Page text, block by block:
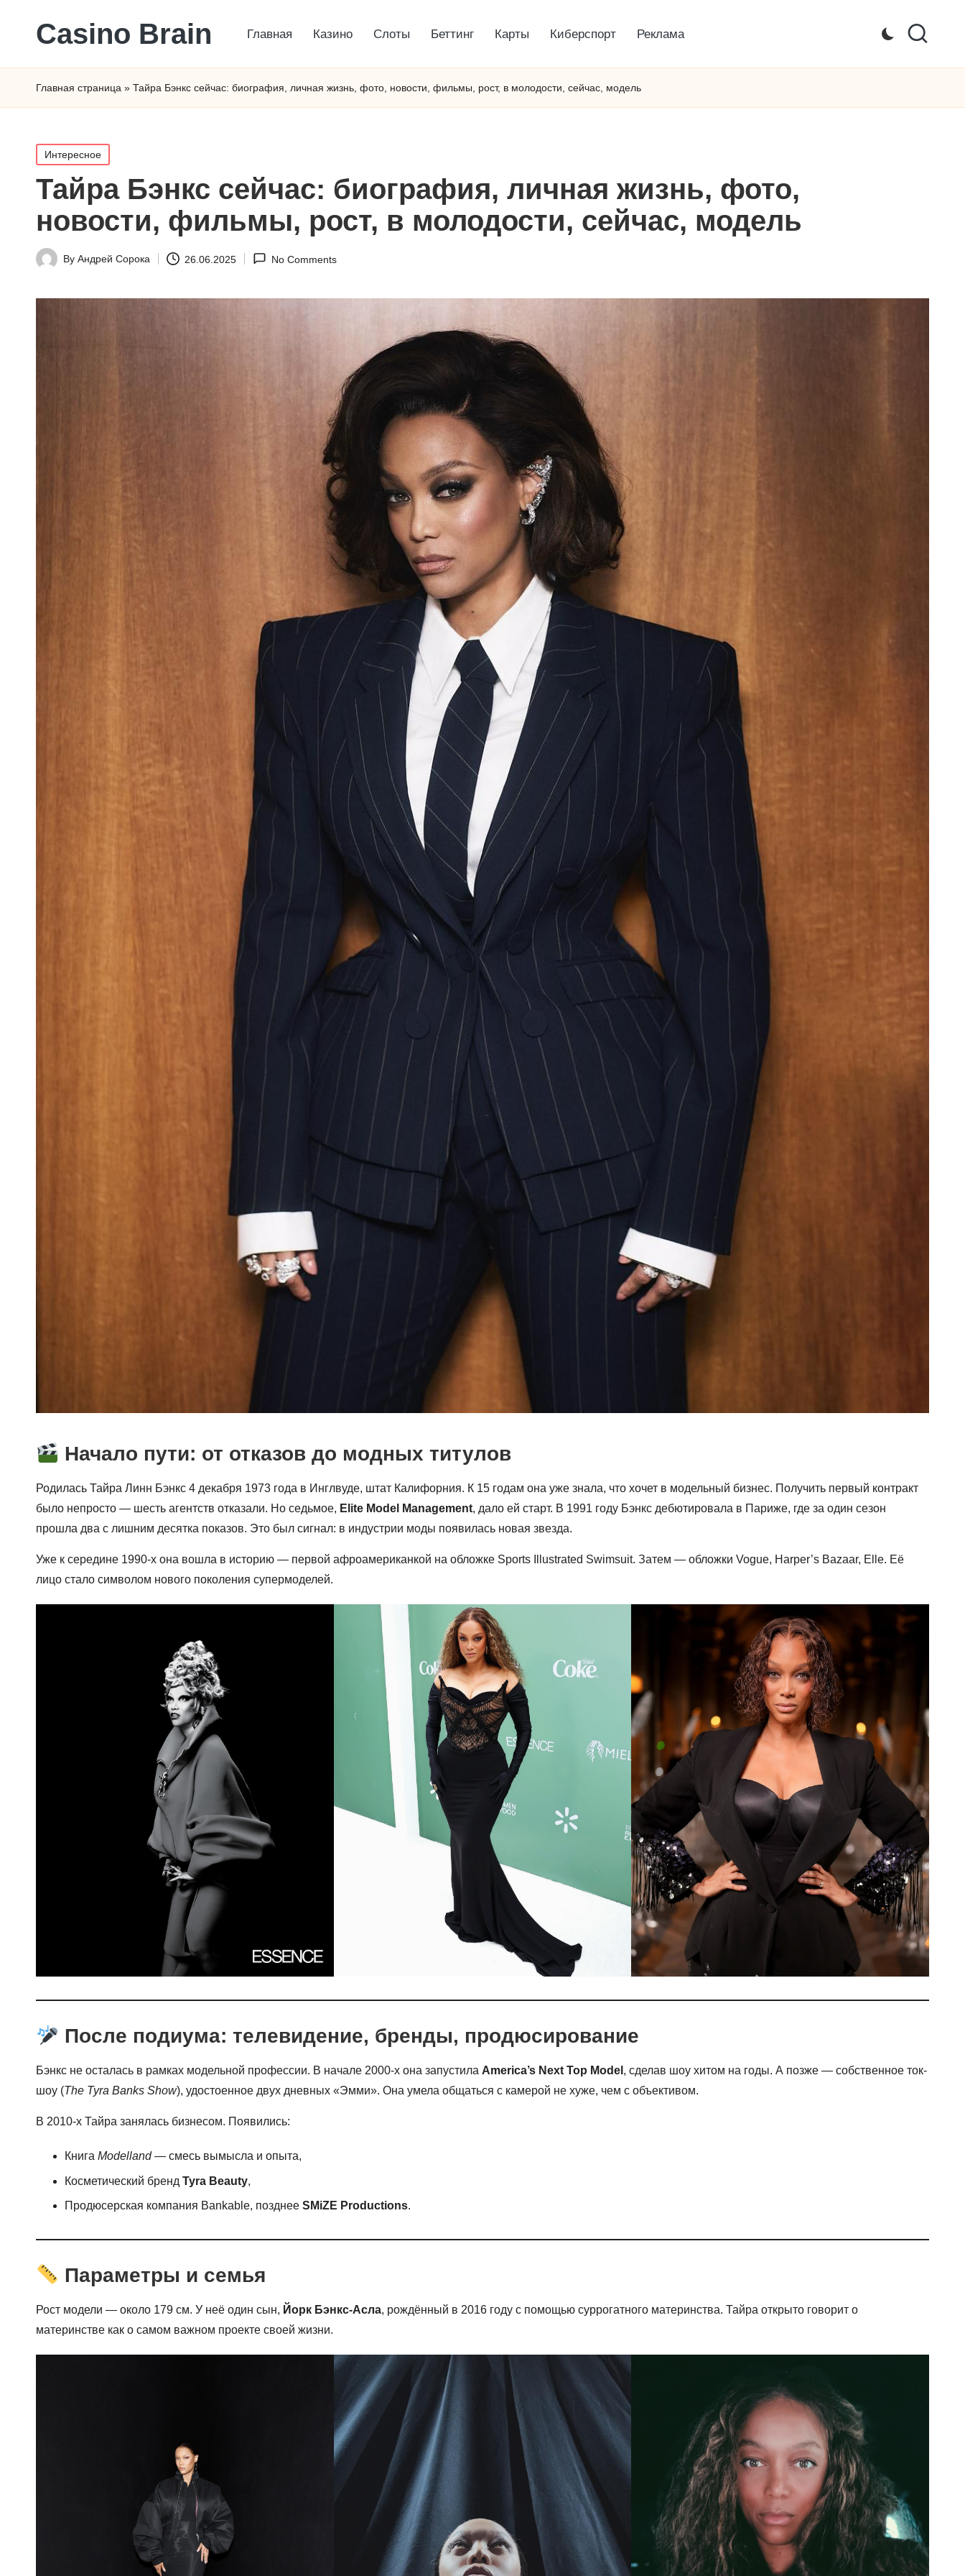
Сasino Brain Главная Казино Слоты Беттинг Карты Киберспорт Реклама
Главная страница » Тайра Бэнкс сейчас: биография, личная жизнь, фото, новости, фильмы, рост, в молодости, сейчас, модель
Posted
in
Интересное
Тайра Бэнкс сейчас: биография, личная жизнь, фото,
новости, фильмы, рост, в молодости, сейчас, модель
PostedBy Андрей Сорока 26.06.2025 No Comments
Начало пути: от отказов до модных титулов
Родилась Тайра Линн Бэнкс 4 декабря 1973 года в Инглвуде, штат Калифорния. К 15 годам она уже знала, что хочет в модельный бизнес. Получить первый контракт
было непросто — шесть агентств отказали. Но седьмое, Elite Model Management, дало ей старт. В 1991 году Бэнкс дебютировала в Париже, где за один сезон
прошла два с лишним десятка показов. Это был сигнал: в индустрии моды появилась новая звезда.
Уже к середине 1990-х она вошла в историю — первой афроамериканкой на обложке Sports Illustrated Swimsuit. Затем — обложки Vogue, Harper’s Bazaar, Elle. Её
лицо стало символом нового поколения супермоделей.
После подиума: телевидение, бренды, продюсирование
Бэнкс не осталась в рамках модельной профессии. В начале 2000-х она запустила America’s Next Top Model , сделав шоу хитом на годы. А позже — собственное ток-
шоу (The Tyra Banks Show), удостоенное двух дневных «Эмми». Она умела общаться с камерой не хуже, чем с объективом.
В 2010-х Тайра занялась бизнесом. Появились:
Книга Modelland— смесь вымысла и опыта,
Косметический бренд Tyra Beauty,
Продюсерская компания Bankable, позднее SMiZE Productions.
Параметры и семья
Рост модели — около 179 см. У неё один сын, Йорк Бэнкс-Асла, рождённый в 2016 году с помощью суррогатного материнства. Тайра открыто говорит о
материнстве как о самом важном проекте своей жизни.